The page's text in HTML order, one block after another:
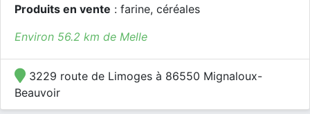
Produits en vente : farine, céréales
Environ 56.2 km de Melle
3229 route de Limoges à 86550 Mignaloux-
Beauvoir